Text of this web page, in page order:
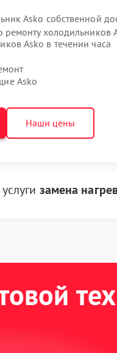
Asko собственной
ремонту холодильников
Asko в течении часа
Asko
Наши цены
замена